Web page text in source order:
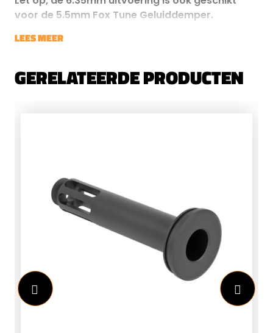
voor de 5.5mm Fox Tune Geluiddemper.
LEES MEER
GERELATEERDE PRODUCTEN